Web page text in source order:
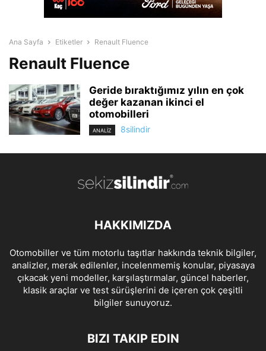
Ana Sayfa Etiketler Renault Fluence
Renault Fluence
Geride bıraktığımız yılın en çok
değer kazanan ikinci el
otomobilleri
ANALİZ 8silindir
HAKKIMIZDA
Otomobiller ve tüm motorlu taşıtlar hakkında teknik bilgiler,
analizler, merak edilenler, incelenmemiş konular, piyasaya
çıkacak yeni modeller, karşılaştırmalar, güncel haberler,
klasik araçlar ve test sürüşlerini de içeren çok çeşitli
bilgiler sunuyoruz.
BIZI TAKIP EDIN